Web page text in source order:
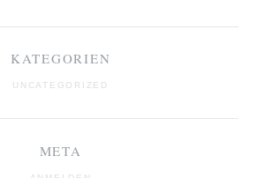
KATEGORIEN
UNCATEGORIZED
META